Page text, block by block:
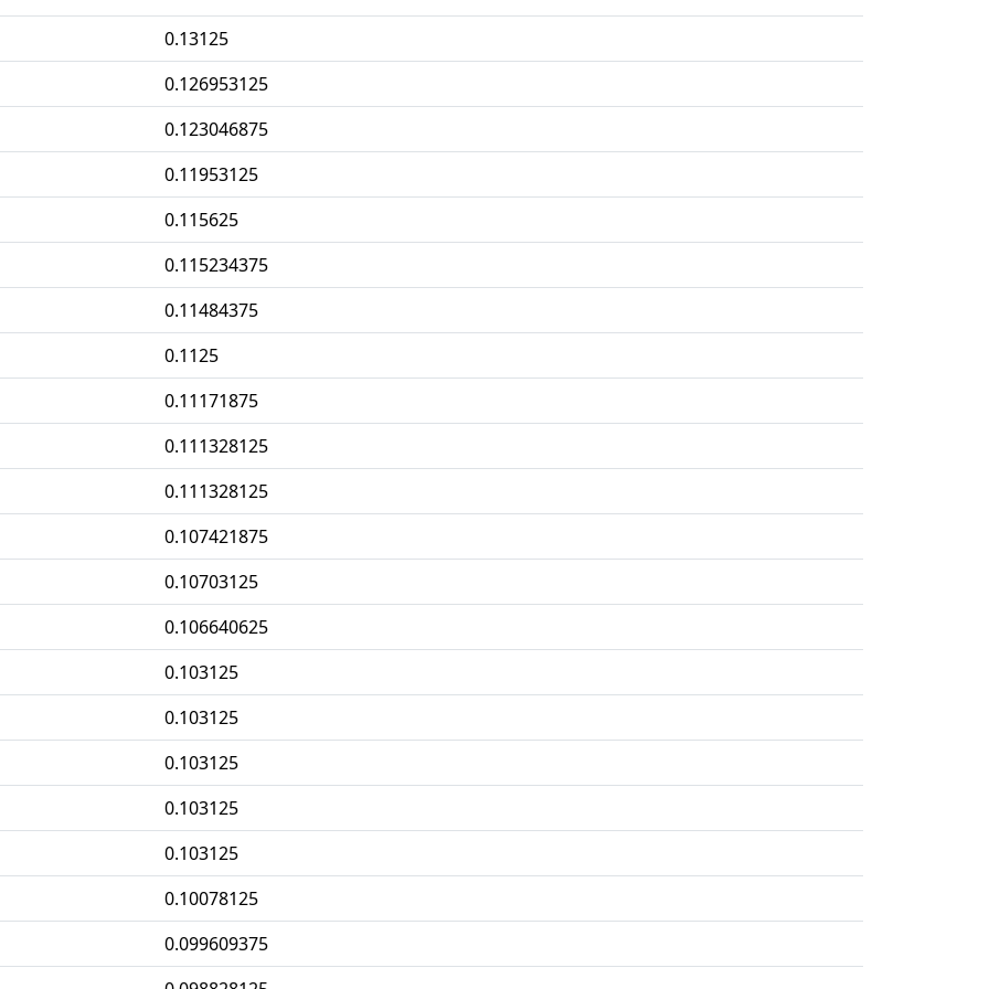
0.13125
0.126953125
0.123046875
0.11953125
0.115625
0.115234375
0.11484375
0.1125
0.11171875
0.111328125
0.111328125
0.107421875
0.10703125
0.106640625
0.103125
0.103125
0.103125
0.103125
0.103125
0.10078125
0.099609375